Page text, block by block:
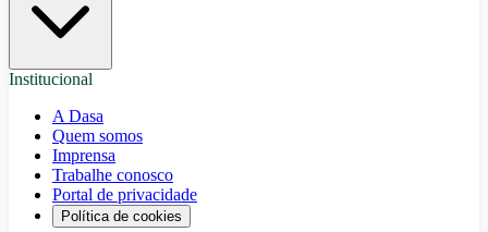
Institucional
A Dasa
Quem somos
Imprensa
Trabalhe conosco
Portal de privacidade
Política de cookies